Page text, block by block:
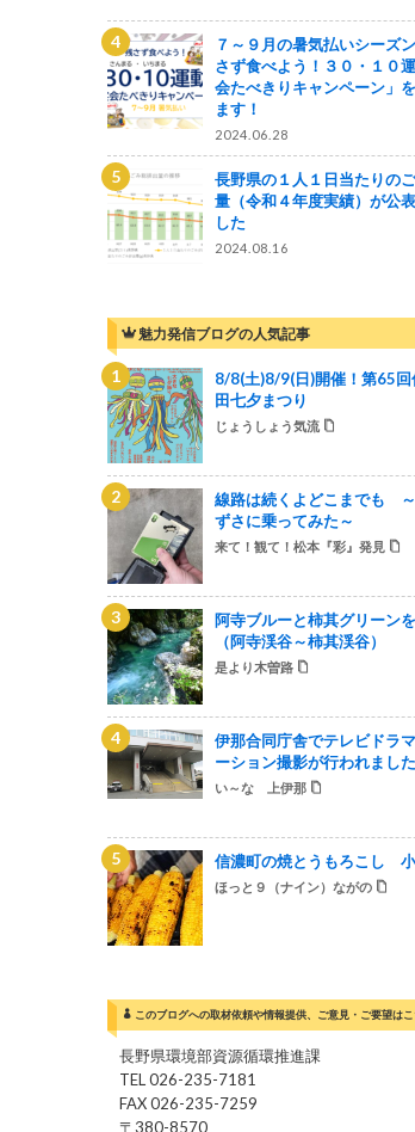
７～９月の暑気払いシーズ
さず食べよう！３０・１０
会たべきりキャンペーン」
ます！
2024.06.28
長野県の１人１日当たりの
量（令和４年度実績）が公
した
2024.08.16
魅力発信ブログの人気記事
8/8(土)8/9(日)開催！第65回
田七夕まつり
じょうしょう気流
線路は続くよどこまでも
ずさに乗ってみた～
来て！観て！松本『彩』発見
阿寺ブルーと柿其グリーン
（阿寺渓谷～柿其渓谷）
是より木曽路
伊那合同庁舎でテレビドラ
ーション撮影が行われまし
い～な 上伊那
信濃町の焼とうもろこし
ほっと９（ナイン）ながの
このブログへの取材依頼や情報提供、ご意見・ご要望はこ
長野県環境部資源循環推進課
TEL 026-235-7181
FAX 026-235-7259
〒380-8570